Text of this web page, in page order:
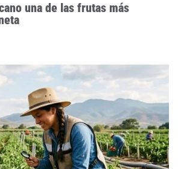
una de las frutas más